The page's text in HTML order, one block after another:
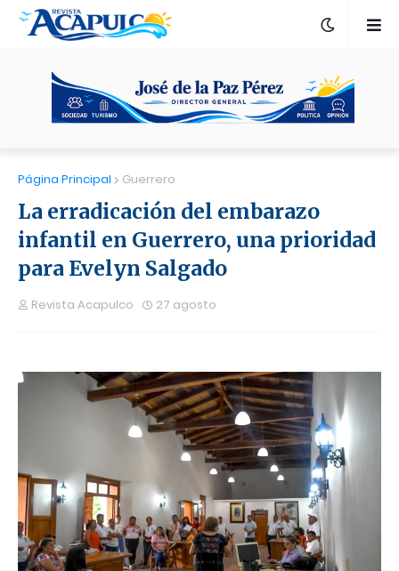
Página Principal Guerrero
La erradicación del embarazo
infantil en Guerrero, una prioridad
para Evelyn Salgado
Revista Acapulco 27 agosto